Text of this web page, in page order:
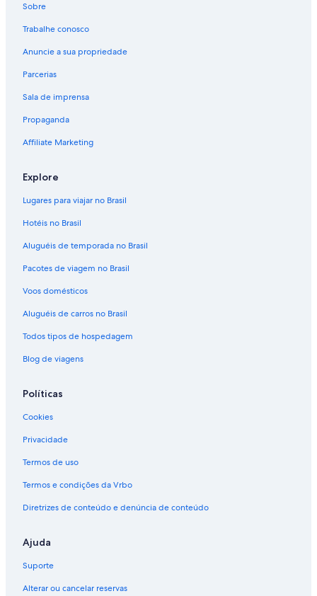
Sobre
Trabalhe conosco
Anuncie a sua propriedade
Parcerias
Sala de imprensa
Propaganda
Affiliate Marketing
Explore
Lugares para viajar no Brasil
Hotéis no Brasil
Aluguéis de temporada no Brasil
Pacotes de viagem no Brasil
Voos domésticos
Aluguéis de carros no Brasil
Todos tipos de hospedagem
Blog de viagens
Políticas
Cookies
Privacidade
Termos de uso
Termos e condições da Vrbo
Diretrizes de conteúdo e denúncia de conteúdo
Ajuda
Suporte
Alterar ou cancelar reservas